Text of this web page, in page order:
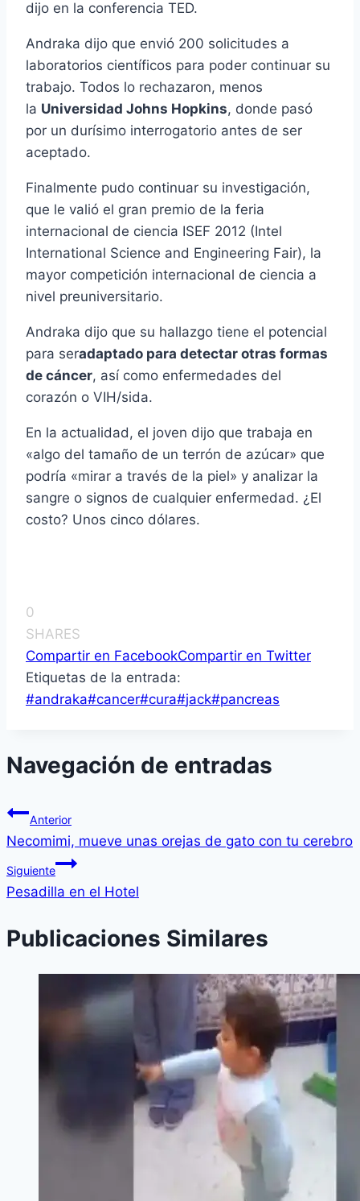
dijo en la conferencia TED.
Andraka dijo que envió 200 solicitudes a
laboratorios cientí­ficos para poder continuar su
trabajo. Todos lo rechazaron, menos
la Universidad Johns Hopkins, donde pasó
por un durí­simo interrogatorio antes de ser
aceptado.
Finalmente pudo continuar su investigación,
que le valió el gran premio de la feria
internacional de ciencia ISEF 2012 (Intel
International Science and Engineering Fair), la
mayor competición internacional de ciencia a
nivel preuniversitario.
Andraka dijo que su hallazgo tiene el potencial
para seradaptado para detectar otras formas
de cáncer, así­ como enfermedades del
corazón o VIH/sida.
En la actualidad, el joven dijo que trabaja en
«algo del tamaño de un terrón de azúcar» que
podrí­a «mirar a través de la piel» y analizar la
sangre o signos de cualquier enfermedad. ¿El
costo? Unos cinco dólares.
0
SHARES
Compartir en FacebookCompartir en Twitter
Etiquetas de la entrada:
#andraka#cancer#cura#jack#pancreas
Navegación de entradas
Anterior
Necomimi, mueve unas orejas de gato con tu cerebro
Siguiente
Pesadilla en el Hotel
Publicaciones Similares